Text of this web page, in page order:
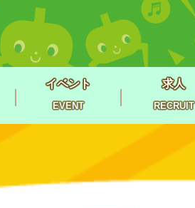
イベント
EVENT
求人
RECRUIT